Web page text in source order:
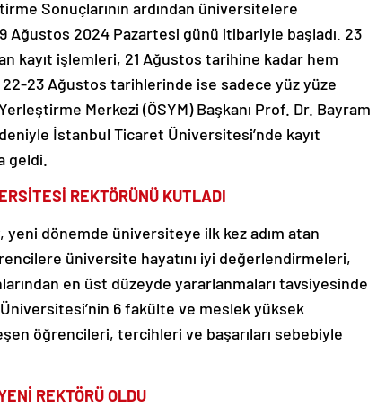
Sonuçlarının ardından üniversitelere
2024 Pazartesi günü itibariyle başladı. 23
kayıt işlemleri, 21 Ağustos tarihine kadar hem
23 Ağustos tarihlerinde ise sadece yüz yüze
Merkezi (ÖSYM) Başkanı Prof. Dr. Bayram
İstanbul Ticaret Üniversitesi’nde kayıt
geldi.
REKTÖRÜNÜ KUTLADI
dönemde üniversiteye ilk kez adım atan
üniversite hayatını iyi değerlendirmeleri,
en üst düzeyde yararlanmaları tavsiyesinde
6 fakülte ve meslek yüksek
öğrencileri, tercihleri ve başarıları sebebiyle
REKTÖRÜ OLDU